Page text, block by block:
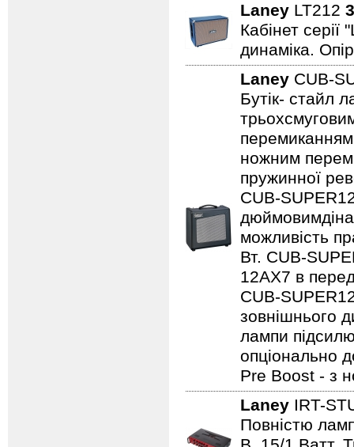
Laney LT212
Кабінет
динаміка.
Laney CUB-
Бутік- стайл
ножним
пружинної
CUB-
можливість
Вт. CUB-
12AX7 в
CUB-
зовнішнього
лампи
опціонально
Pre Boost - з
Laney IRT-
Повністю